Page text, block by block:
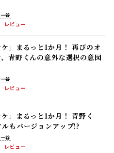
谷
レビュー
」まるっと1か月！ 青野く
もバージョンアップ!?
レビュー
懸命に働く直美(上坂樹里)。
(見上愛)が新潟から帰ってく
、薫る」